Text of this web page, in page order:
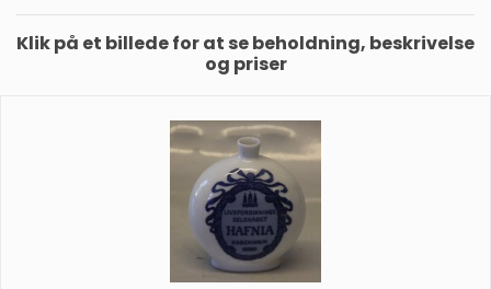
Klik på et billede for at se beholdning, beskrivelse
og priser